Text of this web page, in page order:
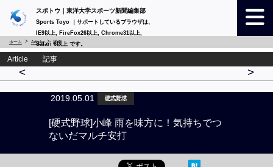
スポトウ｜東洋大学スポーツ新聞編集部
Sports Toyo ｜サポートしているブラウザは、
IE9以上, FireFox26以上, Chrome31以上,
Safari 6以上 です。
ホーム Article 詳細
Article 記事
< >
2019.05.01 硬式野球
[硬式野球]小峰 雨を味方に！気持ちでつ
ないだマルチ安打